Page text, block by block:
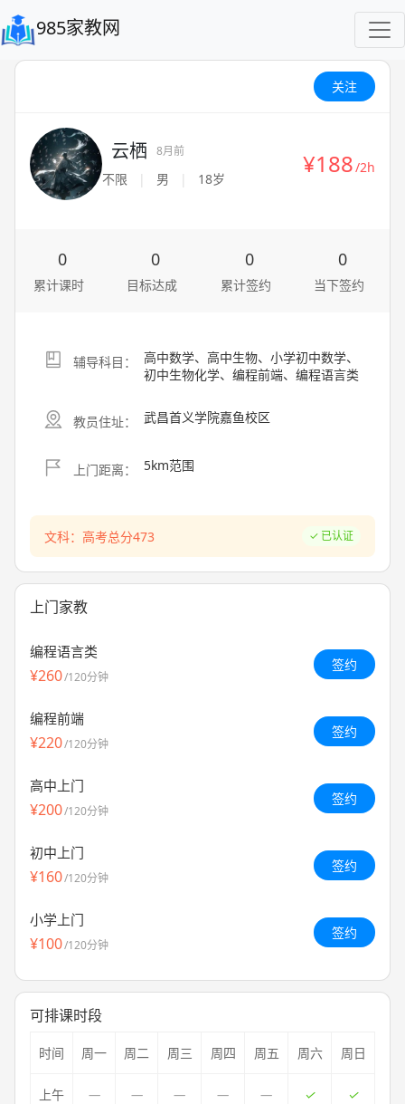
985家教网
关注
云栖 8月前
不限 男 18岁 ¥188/2h
0
累计课时
0
目标达成
0
累计签约
0
当下签约
辅导科目：
高中数学、高中生物、小学初中数学、
初中生物化学、编程前端、编程语言类
教员住址： 武昌首义学院嘉鱼校区
上门距离： 5km范围
文科：高考总分473 已认证
上门家教
编程语言类
¥260/120分钟
签约
编程前端
¥220/120分钟
签约
高中上门
¥200/120分钟
签约
初中上门
¥160/120分钟
签约
小学上门
¥100/120分钟
签约
可排课时段
时间 周一 周二 周三 周四 周五 周六 周日
上午